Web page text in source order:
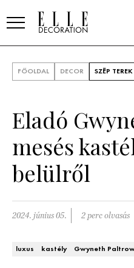
TRENDEK
SZOBÁK
Konyha
Fürdőszoba
Hálószoba
ÖTLETEK
SZÉP TEREK
FŐOLDAL DECOR SZÉP TEREK
Eladó
mesés
belülről
2024. június 05. 2 perc olvasás
luxus kastély Gwyneth